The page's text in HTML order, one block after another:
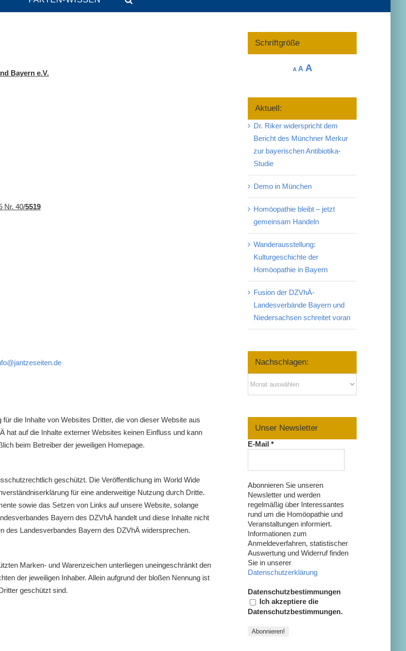
Bayern e.V.
Nr. 40/5519
die Inhalte von Websites Dritter, die von dieser Website aus
auf die Inhalte externer Websites keinen Einfluss und kann
beim Betreiber der jeweiligen Homepage.
geschützt. Die Veröffentlichung im World Wide
für eine anderweitige Nutzung durch Dritte.
sowie das Setzen von Links auf unsere Website, solange
Bayern des DZVhÄ handelt und diese Inhalte nicht
des Landesverbandes Bayern des DZVhÄ widersprechen.
Marken- und Warenzeichen unterliegen uneingeschränkt den
der jeweiligen Inhaber. Allein aufgrund der bloßen Nennung ist
geschützt sind.
Schriftgröße
A Decrease
A Reset
AIncrease
Aktuell:
Dr. Riker widerspricht dem
Bericht des Münchner Merkur
zur bayerischen Antibiotika-
Studie
Demo in München
Homöopathie bleibt – jetzt
gemeinsam Handeln
Wanderausstellung:
Kulturgeschichte der
Homöopathie in Bayern
Fusion der DZVhÄ-
Landesverbände Bayern und
Niedersachsen schreitet voran
Nachschlagen:
Unser Newsletter
E-Mail*
Abonnieren Sie unseren
Newsletter und werden
regelmäßig über Interessantes
rund um die Homöopathie und
Veranstaltungen informiert.
Informationen zum
Anmeldeverfahren, statistischer
Auswertung und Widerruf finden
Sie in unserer
Datenschutzerklärung
Datenschutzbestimmungen
Ich akzeptiere die
Datenschutzbestimmungen.